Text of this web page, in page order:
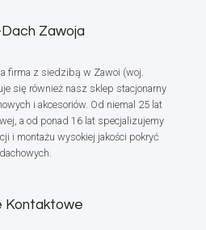
Zawoja
firma z siedzibą w Zawoi (woj.
się również nasz sklep stacjonarny
i akcesoriów. Od niemal 25 lat
a od ponad 16 lat specjalizujemy
i montażu wysokiej jakości pokryć
dachowych.
Kontaktowe